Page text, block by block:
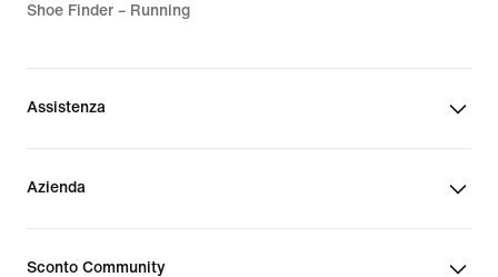
Shoe Finder – Running
Assistenza
Azienda
Sconto Community